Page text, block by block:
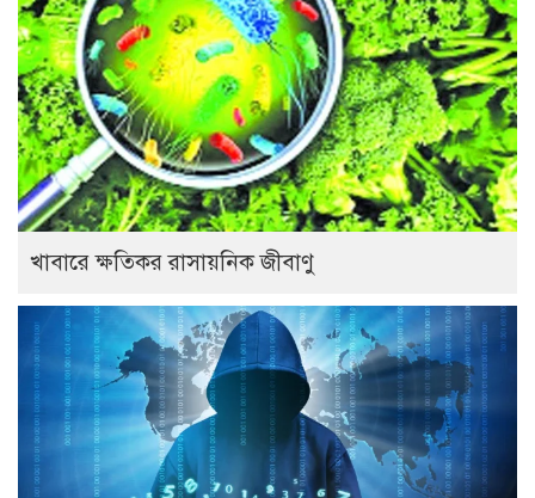
খাবারে ক্ষতিকর রাসায়নিক জীবাণু